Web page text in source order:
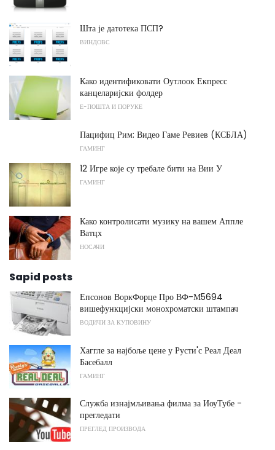
Шта је датотека ПСП?
ВИНДОВС
Како идентификовати Оутлоок Екпресс
канцеларијски фолдер
Е-ПОШТА И ПОРУКЕ
Пацифиц Рим: Видео Гаме Ревиев (КСБЛА)
ГАМИНГ
12 Игре које су требале бити на Вии У
ГАМИНГ
Како контролисати музику на вашем Аппле
Ватцх
НОСАЧИ
Sapid posts
Епсонов ВоркФорце Про ВФ-М5694
вишефункцијски монохроматски штампач
ВОДИЧИ ЗА КУПОВИНУ
Хаггле за најбоље цене у Русти'с Реал Деал
Басебалл
ГАМИНГ
Служба изнајмљивања филма за ИоуТубе -
прегледати
ПРЕГЛЕД ПРОИЗВОДА